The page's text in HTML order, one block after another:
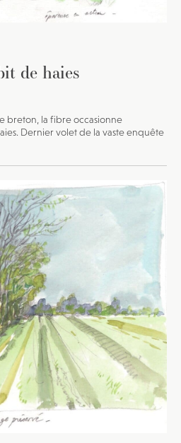
de haies
breton, la fibre occasionne
Dernier volet de la vaste enquête